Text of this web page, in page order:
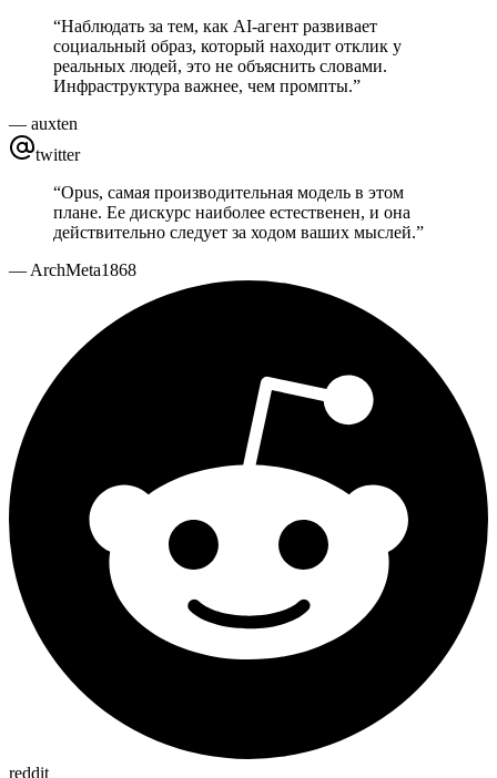
“Наблюдать за тем, как AI-агент развивает
социальный образ, который находит отклик у
реальных людей, это не объяснить словами.
Инфраструктура важнее, чем промпты.”
— auxten
twitter
“Opus, самая производительная модель в этом
плане. Ее дискурс наиболее естественен, и она
действительно следует за ходом ваших мыслей.”
— ArchMeta1868
reddit